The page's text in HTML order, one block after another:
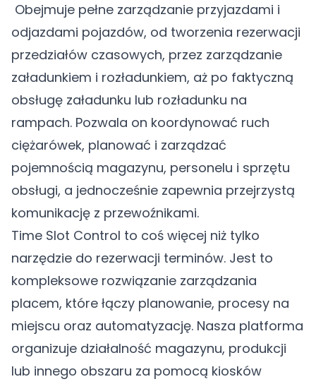
Obejmuje pełne zarządzanie przyjazdami i
odjazdami pojazdów, od tworzenia rezerwacji
przedziałów czasowych, przez zarządzanie
załadunkiem i rozładunkiem, aż po faktyczną
obsługę załadunku lub rozładunku na
rampach. Pozwala on koordynować ruch
ciężarówek, planować i zarządzać
pojemnością magazynu, personelu i sprzętu
obsługi, a jednocześnie zapewnia przejrzystą
komunikację z przewoźnikami.
Time Slot Control to coś więcej niż tylko
narzędzie do rezerwacji terminów. Jest to
kompleksowe rozwiązanie zarządzania
placem, które łączy planowanie, procesy na
miejscu oraz automatyzację. Nasza platforma
organizuje działalność magazynu, produkcji
lub innego obszaru za pomocą kiosków